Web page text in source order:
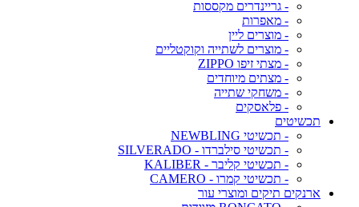
- גריינדרים מקססות
- מאפרות
- מוצרים ליין
- מוצרים לשתייה וקוקטליים
- מצתי זיפו ZIPPO
- מצתים מיוחדים
- משחקי שתייה
- פלאסקים
תכשיטים
- תכשיטי NEWBLING
- תכשיטי סילברדו - SILVERADO
- תכשיטי קליבר - KALIBER
- תכשיטי קמרו - CAMERO
ארנקים תיקים ומוצרי עור